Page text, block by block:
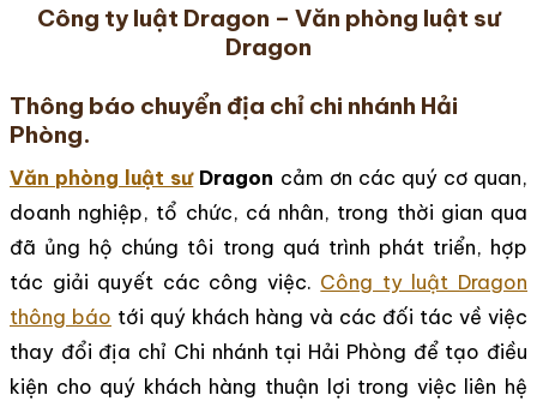
Công ty luật Dragon – Văn phòng luật sư
Dragon
Thông báo chuyển địa chỉ chi nhánh Hải
Phòng.
Văn phòng luật sưDragon cảm ơn các quý cơ quan,
doanh nghiệp, tổ chức, cá nhân, trong thời gian qua
đã ủng hộ chúng tôi trong quá trình phát triển, hợp
tác giải quyết các công việc. Công ty luật Dragon
thông báo tới quý khách hàng và các đối tác về việc
thay đổi địa chỉ Chi nhánh tại Hải Phòng để tạo điều
kiện cho quý khách hàng thuận lợi trong việc liên hệ